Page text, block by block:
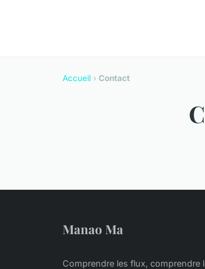
Accueil › Contact
Manao Ma
Comprendre les flux, comprendre